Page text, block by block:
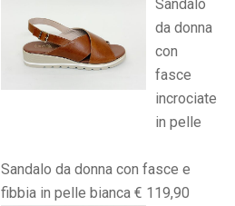
Sandalo
da donna
con
fasce
incrociate
in pelle
Sandalo da donna con fasce e
fibbia in pelle bianca € 119,90